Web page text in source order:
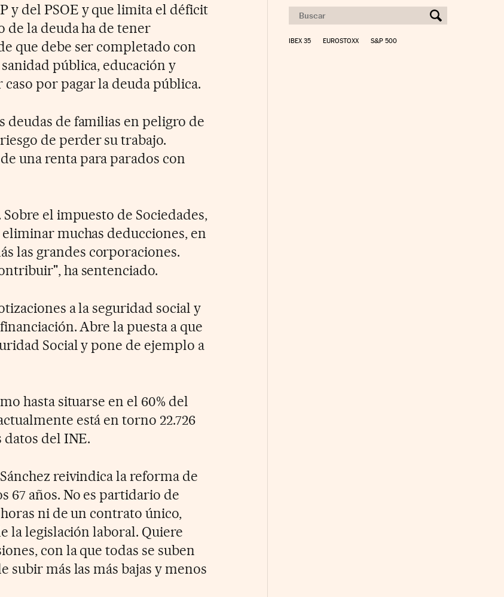
y del PSOE y que limita el déficit
de la deuda ha de tener
que debe ser completado con
pública, educación y
por pagar la deuda pública.
deudas de familias en peligro de
de perder su trabajo.
una renta para parados con
el impuesto de Sociedades,
muchas deducciones, en
las grandes corporaciones.
ha sentenciado.
a la seguridad social y
Abre la puesta a que
Social y pone de ejemplo a
hasta situarse en el 60% del
está en torno 22.726
datos del INE.
reivindica la reforma de
67 años. No es partidario de
ni de un contrato único,
la legislación laboral. Quiere
con la que todas se suben
subir más las más bajas y menos
IBEX 35 EUROSTOXX S&P 500